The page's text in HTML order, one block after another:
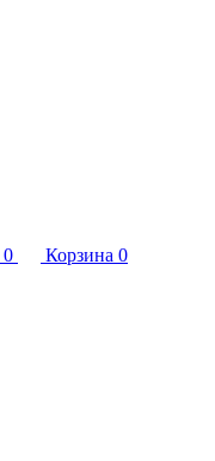
0 Корзина 0